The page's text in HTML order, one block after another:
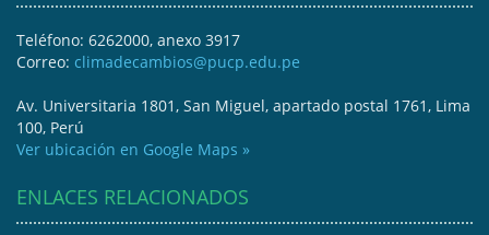
Teléfono: 6262000, anexo 3917
Correo: climadecambios@pucp.edu.pe
Av. Universitaria 1801, San Miguel, apartado postal 1761, Lima
100, Perú
Ver ubicación en Google Maps »
ENLACES RELACIONADOS